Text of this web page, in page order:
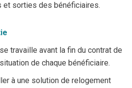
et sorties des bénéficiaires.
travaille avant la fin du contrat de
de chaque bénéficiaire.
à une solution de relogement